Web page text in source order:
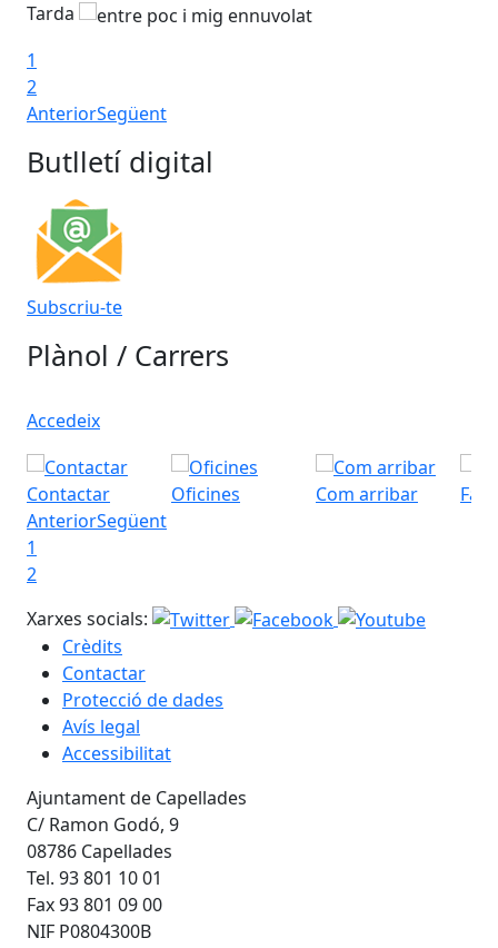
Tarda
1
2
AnteriorSegüent
Butlletí digital
Subscriu-te
Plànol / Carrers
Accedeix
Contactar Oficines Com arribar
AnteriorSegüent
1
2
Xarxes socials:
Crèdits
Contactar
Protecció de dades
Avís legal
Accessibilitat
Ajuntament de Capellades
C/ Ramon Godó, 9
08786 Capellades
Tel. 93 801 10 01
Fax 93 801 09 00
NIF P0804300B